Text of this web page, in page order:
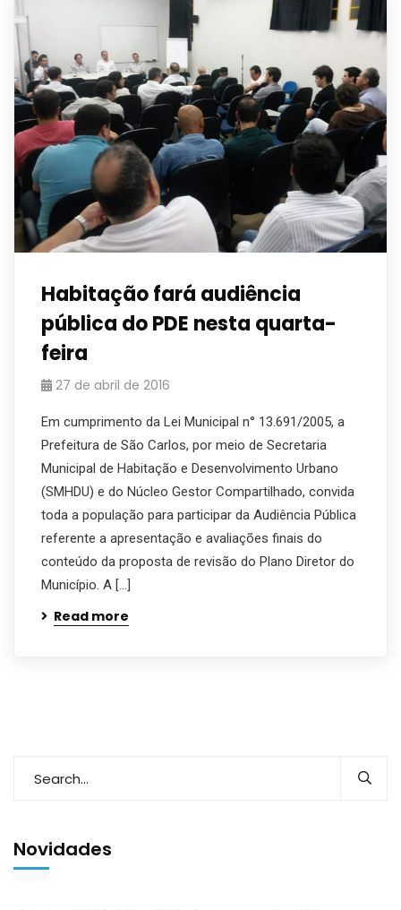
Habitação fará audiência
pública do PDE nesta quarta-
feira
27 de abril de 2016
Em cumprimento da Lei Municipal n° 13.691/2005, a
Prefeitura de São Carlos, por meio de Secretaria
Municipal de Habitação e Desenvolvimento Urbano
(SMHDU) e do Núcleo Gestor Compartilhado, convida
toda a população para participar da Audiência Pública
referente a apresentação e avaliações finais do
conteúdo da proposta de revisão do Plano Diretor do
Município. A […]
Read more
Novidades